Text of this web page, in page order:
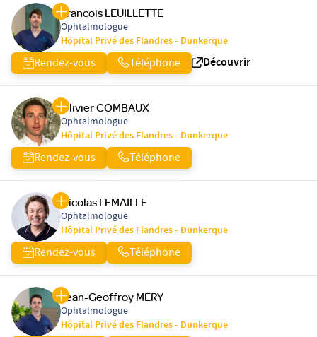
Francois LEUILLETTE
Ophtalmologue
Hôpital Privé des Flandres - Dunkerque
Rendez-vous Téléphone Découvrir
Olivier COMBAUX
Ophtalmologue
Hôpital Privé des Flandres - Dunkerque
Rendez-vous Téléphone
Nicolas LEMAILLE
Ophtalmologue
Hôpital Privé des Flandres - Dunkerque
Rendez-vous Téléphone
Jean-Geoffroy MERY
Ophtalmologue
Hôpital Privé des Flandres - Dunkerque